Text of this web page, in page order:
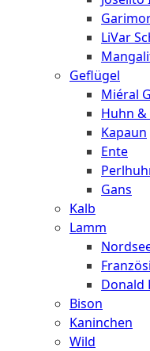
LiVar
Geflügel
Miéral
Huhn &
Kapaun
Ente
Gans
Kalb
Lamm
Donald
Bison
Kaninchen
Wild
Was macht
Schweins so
Das Muskelfleisch
Fettadern
Fett beim Braten
besonders zart und